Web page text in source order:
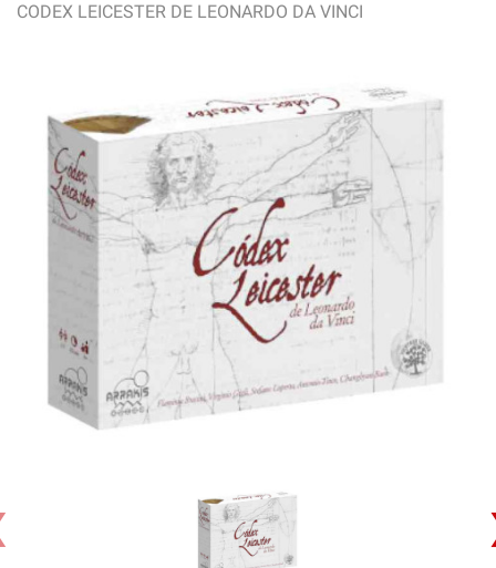
CODEX LEICESTER DE LEONARDO DA VINCI